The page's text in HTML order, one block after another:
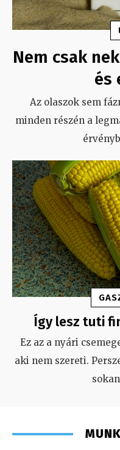
Nem csak
és
Az olaszok sem
minden részén a
Így lesz tuti
Ez az a nyári
aki nem szereti.